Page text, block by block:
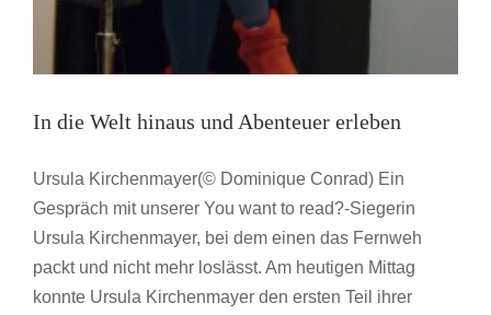
In die Welt hinaus und Abenteuer erleben
Ursula Kirchenmayer(© Dominique Conrad) Ein
Gespräch mit unserer You want to read?-Siegerin
Ursula Kirchenmayer, bei dem einen das Fernweh
packt und nicht mehr loslässt. Am heutigen Mittag
konnte Ursula Kirchenmayer den ersten Teil ihrer